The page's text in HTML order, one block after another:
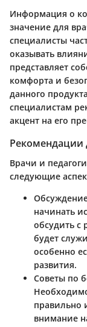
Информация о
значение для
специалисты
оказывать
представляет
комфорта и
данного
специалистам
акцент на его
Рекомендации
Врачи и
следующие
начинать
обсудить с
будет
особенно
развития.
Советы по
правильно
внимание